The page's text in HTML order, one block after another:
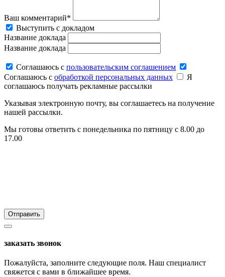
Ваш комментарий*
Выступить с докладом
Название доклада
Название доклада
Соглашаюсь c пользовательским соглашением
Соглашаюсь c обработкой персональных данных
Я
соглашаюсь получать рекламные рассылки
Указывая электронную почту, вы соглашаетесь на получение
нашей рассылки.
Мы готовы ответить с понедельника по пятницу с 8.00 до
17.00
заказать звонок
Пожалуйста, заполните следующие поля. Наш специалист
свяжется с вами в ближайшее время.